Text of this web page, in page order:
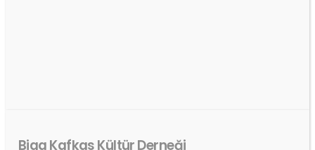
Biga Kafkas Kültür Derneği